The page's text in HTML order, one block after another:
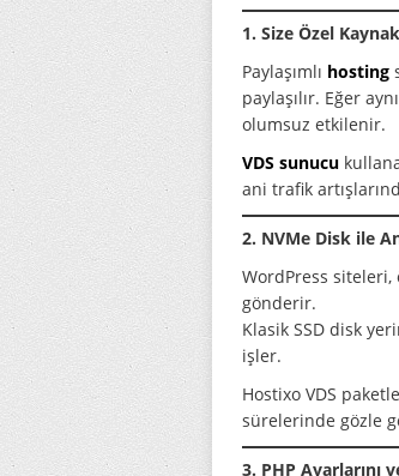
1. Size Özel
Paylaşımlı hosting
paylaşılır. Eğer
olumsuz etkilenir.
VDS sunucu
ani trafik
2. NVMe Disk ile
WordPress
gönderir.
Klasik SSD disk
işler.
Hostixo VDS
sürelerinde gözle
3. PHP Ayarlarını